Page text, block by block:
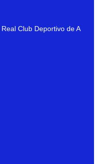
Club Deportivo de A